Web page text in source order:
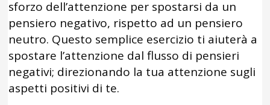
sforzo dell’attenzione per spostarsi da un
pensiero negativo, rispetto ad un pensiero
neutro. Questo semplice esercizio ti aiuterà a
spostare l’attenzione dal flusso di pensieri
negativi; direzionando la tua attenzione sugli
aspetti positivi di te.